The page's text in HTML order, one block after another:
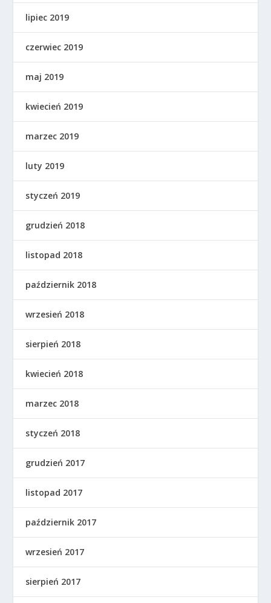
lipiec 2019
czerwiec 2019
maj 2019
kwiecień 2019
marzec 2019
luty 2019
styczeń 2019
grudzień 2018
listopad 2018
październik 2018
wrzesień 2018
sierpień 2018
kwiecień 2018
marzec 2018
styczeń 2018
grudzień 2017
listopad 2017
październik 2017
wrzesień 2017
sierpień 2017